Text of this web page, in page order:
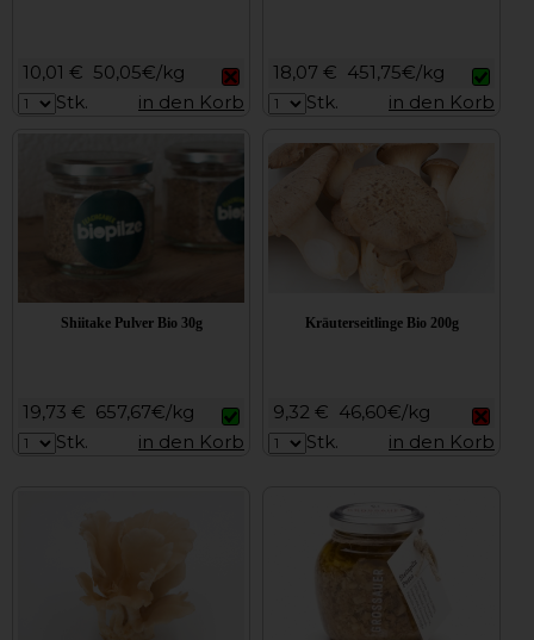
10,01 € 50,05€/kg
Stk.
in den Korb
18,07 € 451,75€/kg
Stk.
in den Korb
Shiitake Pulver Bio 30g
19,73 € 657,67€/kg
Stk.
in den Korb
Kräuterseitlinge Bio 200g
9,32 € 46,60€/kg
Stk.
in den Korb